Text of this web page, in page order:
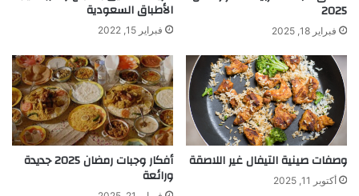
2025
فبراير 18, 2025
الأطباق السعودية
فبراير 15, 2022
وصفات صينية التيفال غير اللاصقة
أكتوبر 11, 2025
أفكار وجبات رمضان 2025 جديدة
ورائعة